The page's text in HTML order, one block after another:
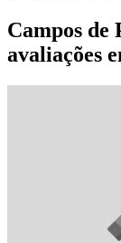
Campos de
avaliações